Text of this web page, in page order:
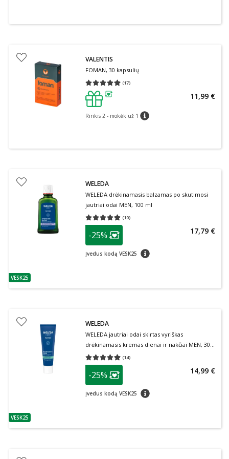
VALENTIS
FOMAN, 30 kapsulių
(17)
Vidutinis įvertinimas 4.94
patarimas
Rinkis 2 - mokėk už 1 patarimas
11,99 €
patarimas
VESK25
WELEDA
WELEDA drėkinamasis balzamas po skutimosi
jautriai odai MEN, 100 ml
(10)
Vidutinis įvertinimas 4.80
patarimas
Lojalumo klubo narių nuolaida
-25%
Įvedus kodą VESK25 patarimas
17,79 €
patarimas
VESK25
WELEDA
WELEDA jautriai odai skirtas vyriškas
drėkinamasis kremas dienai ir nakčiai MEN, 30
ml
(14)
Vidutinis įvertinimas 4.93
patarimas
Lojalumo klubo narių nuolaida
-25%
Įvedus kodą VESK25 patarimas
14,99 €